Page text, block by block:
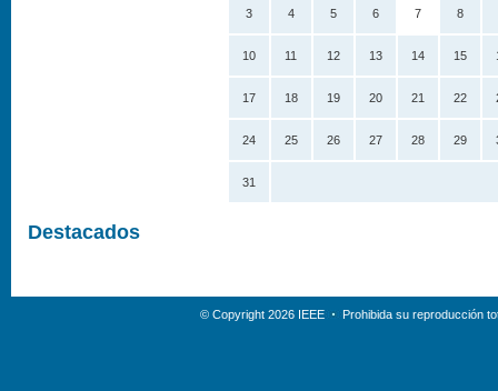
3 4 5 6 7 8
10 11 12 13 14 15
17 18 19 20 21 22
24 25 26 27 28 29
31
Destacados
© Copyright 2026 IEEE Prohibida su reproducción